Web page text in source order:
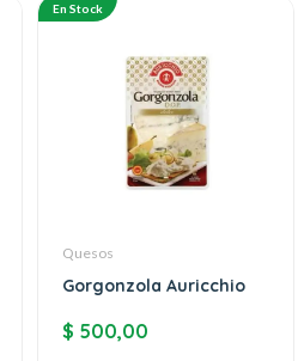
En Stock
Quesos
Gorgonzola Auricchio
$ 500,00